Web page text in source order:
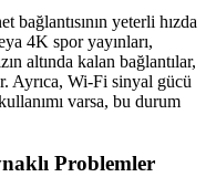
bağlantısının yeterli hızda
4K spor yayınları,
altında kalan bağlantılar,
Ayrıca, Wi-Fi sinyal gücü
varsa, bu durum
Problemler